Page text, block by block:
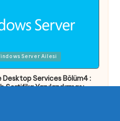
Server Ailesi
Services Bölüm4 :
Sertifika Yapılandırması